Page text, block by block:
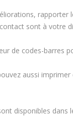
rapporter
sont à votre
de codes-barres
aussi imprimer
disponibles dans